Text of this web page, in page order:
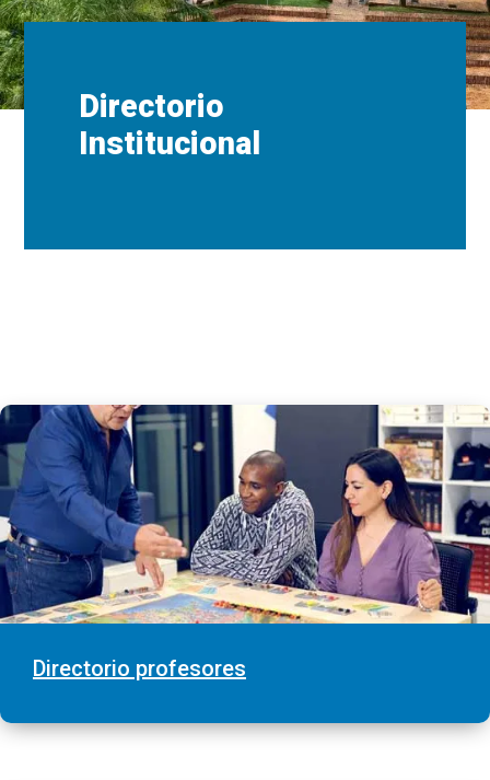
Directorio
Institucional
Directorio profesores